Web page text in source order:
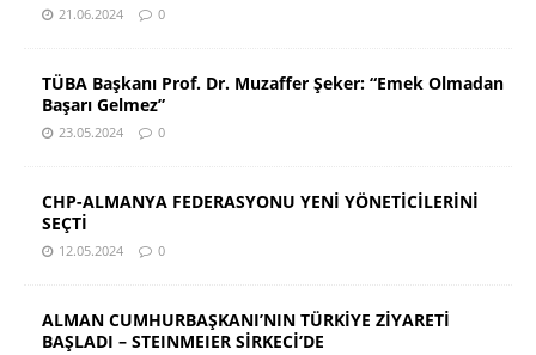
21.06.2024 0
TÜBA Başkanı Prof. Dr. Muzaffer Şeker: “Emek Olmadan
Başarı Gelmez”
23.05.2024 0
CHP-ALMANYA FEDERASYONU YENİ YÖNETİCİLERİNİ
SEÇTİ
12.05.2024 0
ALMAN CUMHURBAŞKANI’NIN TÜRKİYE ZİYARETİ
BAŞLADI – STEINMEIER SİRKECİ’DE